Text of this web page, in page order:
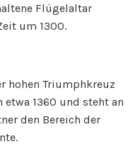
Flügelaltar
um 1300.
hohen Triumphkreuz
1360 und steht an
den Bereich der